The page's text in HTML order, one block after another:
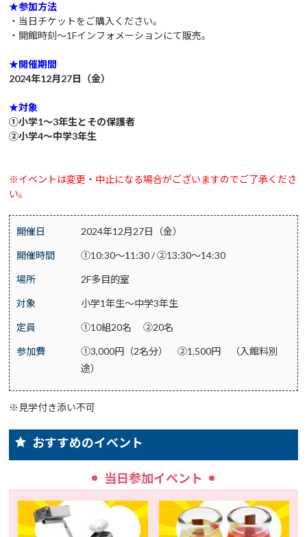
★参加方法
・当日チケットをご購入ください。
・開館時刻～1Fインフォメーションにて販売。
★開催期間
2024年12月27日（金）
★対象
①小学1～3年生とその保護者
②小学4～中学3年生
※イベントは変更・中止になる場合がございますのでご了承くださ
い。
開催日 2024年12月27日（金）
開催時間 ①10:30～11:30 / ②13:30～14:30
場所 2F多目的室
対象 小学1年生～中学3年生
定員 ①10組20名 ②20名
参加費
①3,000円（2名分） ②1,500円 （入館料別
途）
※見学付き添い不可
おすすめのイベント
当日参加イベント